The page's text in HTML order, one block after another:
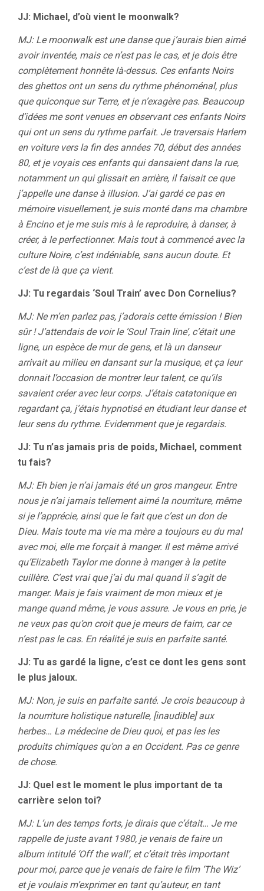
JJ: Michael, d’où vient le moonwalk?
MJ: Le moonwalk est une danse que j’aurais bien aimé
avoir inventée, mais ce n’est pas le cas, et je dois être
complètement honnête là-dessus. Ces enfants Noirs
des ghettos ont un sens du rythme phénoménal, plus
que quiconque sur Terre, et je n’exagère pas. Beaucoup
d’idées me sont venues en observant ces enfants Noirs
qui ont un sens du rythme parfait. Je traversais Harlem
en voiture vers la fin des années 70, début des années
80, et je voyais ces enfants qui dansaient dans la rue,
notamment un qui glissait en arrière, il faisait ce que
j’appelle une danse à illusion. J’ai gardé ce pas en
mémoire visuellement, je suis monté dans ma chambre
à Encino et je me suis mis à le reproduire, à danser, à
créer, à le perfectionner. Mais tout à commencé avec la
culture Noire, c’est indéniable, sans aucun doute. Et
c’est de là que ça vient.
JJ: Tu regardais ‘Soul Train’ avec Don Cornelius?
MJ: Ne m’en parlez pas, j’adorais cette émission ! Bien
sûr ! J’attendais de voir le ‘Soul Train line’, c’était une
ligne, un espèce de mur de gens, et là un danseur
arrivait au milieu en dansant sur la musique, et ça leur
donnait l’occasion de montrer leur talent, ce qu’ils
savaient créer avec leur corps. J’étais catatonique en
regardant ça, j’étais hypnotisé en étudiant leur danse et
leur sens du rythme. Evidemment que je regardais.
JJ: Tu n’as jamais pris de poids, Michael, comment
tu fais?
MJ: Eh bien je n’ai jamais été un gros mangeur. Entre
nous je n’ai jamais tellement aimé la nourriture, même
si je l’apprécie, ainsi que le fait que c’est un don de
Dieu. Mais toute ma vie ma mère a toujours eu du mal
avec moi, elle me forçait à manger. Il est même arrivé
qu’Elizabeth Taylor me donne à manger à la petite
cuillère. C’est vrai que j’ai du mal quand il s’agit de
manger. Mais je fais vraiment de mon mieux et je
mange quand même, je vous assure. Je vous en prie, je
ne veux pas qu’on croit que je meurs de faim, car ce
n’est pas le cas. En réalité je suis en parfaite santé.
JJ: Tu as gardé la ligne, c’est ce dont les gens sont
le plus jaloux.
MJ: Non, je suis en parfaite santé. Je crois beaucoup à
la nourriture holistique naturelle, [inaudible] aux
herbes… La médecine de Dieu quoi, et pas les les
produits chimiques qu’on a en Occident. Pas ce genre
de chose.
JJ: Quel est le moment le plus important de ta
carrière selon toi?
MJ: L’un des temps forts, je dirais que c’était… Je me
rappelle de juste avant 1980, je venais de faire un
album intitulé ‘Off the wall’, et c’était très important
pour moi, parce que je venais de faire le film ‘The Wiz’
et je voulais m’exprimer en tant qu’auteur, en tant